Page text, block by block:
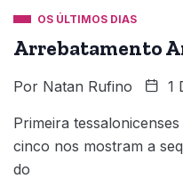
OS ÚLTIMOS DIAS
Arrebatamento
Por Natan Rufino 1
Primeira
cinco nos mostram a
do